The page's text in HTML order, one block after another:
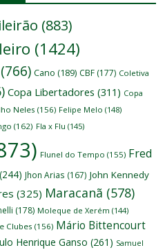
(883)
(1424)
(766) Cano (189) CBF (177) Coletiva
Copa Libertadores (311) Copa
Neles (156) Felipe Melo (148)
(162) Fla x Flu (145)
Flunel do Tempo (155) Fred
(244) Jhon Arias (167) John Kennedy
(325) Maracanã (578)
(178) Moleque de Xerém (144)
Clubes (156) Mário Bittencourt
Henrique Ganso (261) Samuel